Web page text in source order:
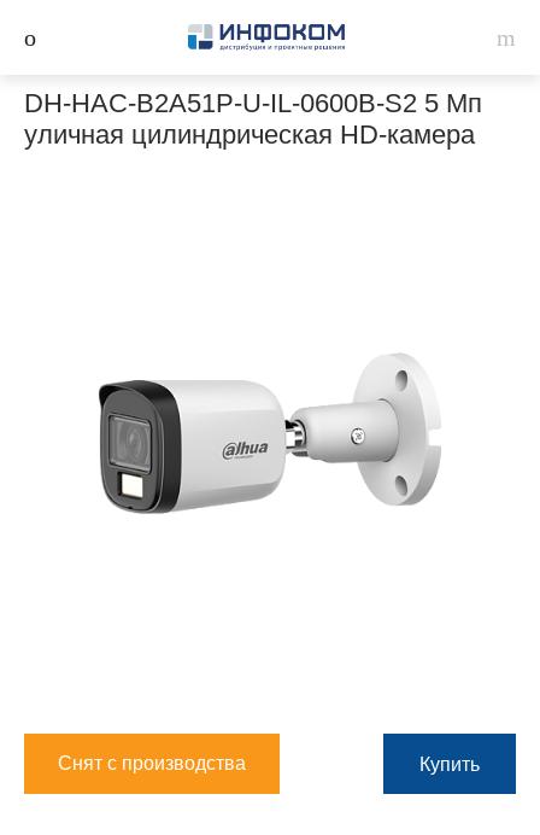
DH-HAC-B2A51P-U-IL-0600B-S2 5 Мп
уличная цилиндрическая HD-камера
Снят с производства Купить